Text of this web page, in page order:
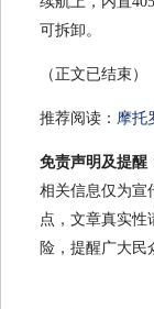
可拆卸。
（正文已结束）
推荐阅读： 摩托
免责声明及提醒
相关信息仅为宣
点，文章真实性
险，提醒广大民